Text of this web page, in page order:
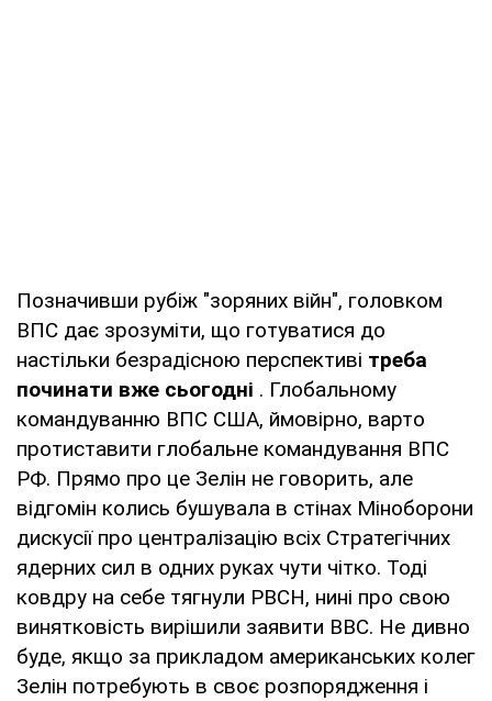
Позначивши рубіж "зоряних війн", головком
ВПС дає зрозуміти, що готуватися до
настільки безрадісною перспективі треба
починати вже сьогодні . Глобальному
командуванню ВПС США, ймовірно, варто
протиставити глобальне командування ВПС
РФ. Прямо про це Зелін не говорить, але
відгомін колись бушувала в стінах Міноборони
дискусії про централізацію всіх Стратегічних
ядерних сил в одних руках чути чітко. Тоді
ковдру на себе тягнули РВСН, нині про свою
винятковість вирішили заявити ВВС. Не дивно
буде, якщо за прикладом американських колег
Зелін потребують в своє розпорядження і